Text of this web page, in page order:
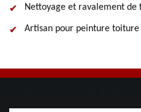
Nettoyage et ravalement de
Artisan pour peinture